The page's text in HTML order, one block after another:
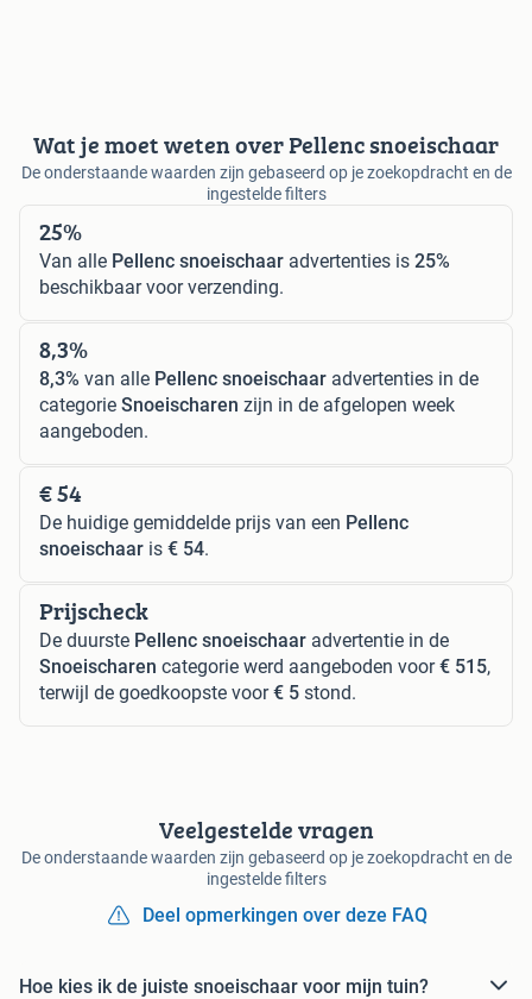
Wat je moet weten over Pellenc snoeischaar
De onderstaande waarden zijn gebaseerd op je zoekopdracht en de
ingestelde filters
25%
Van alle Pellenc snoeischaar advertenties is 25%
beschikbaar voor verzending.
8,3%
8,3% van alle Pellenc snoeischaar advertenties in de
categorie Snoeischaren zijn in de afgelopen week
aangeboden.
€ 54
De huidige gemiddelde prijs van een Pellenc
snoeischaar is € 54.
Prijscheck
De duurste Pellenc snoeischaar advertentie in de
Snoeischaren categorie werd aangeboden voor€ 515,
terwijl de goedkoopste voor€ 5 stond.
Veelgestelde vragen
De onderstaande waarden zijn gebaseerd op je zoekopdracht en de
ingestelde filters
Deel opmerkingen over deze FAQ
Hoe kies ik de juiste snoeischaar voor mijn tuin?